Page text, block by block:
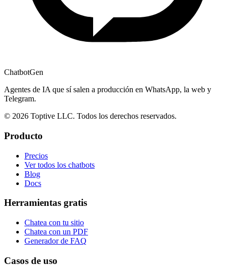
ChatbotGen
Agentes de IA que sí salen a producción en WhatsApp, la web y
Telegram.
© 2026 Toptive LLC. Todos los derechos reservados.
Producto
Precios
Ver todos los chatbots
Blog
Docs
Herramientas gratis
Chatea con tu sitio
Chatea con un PDF
Generador de FAQ
Casos de uso